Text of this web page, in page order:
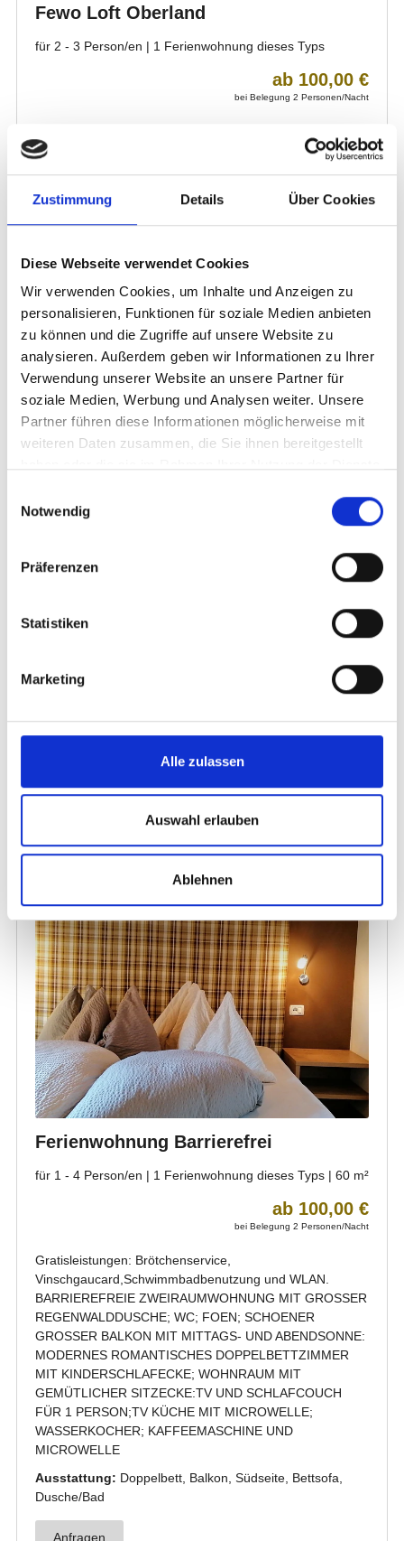
Zustimmung Details Über Cookies
Diese Webseite verwendet Cookies
Wir verwenden Cookies, um Inhalte und Anzeigen zu
personalisieren, Funktionen für soziale Medien anbieten
zu können und die Zugriffe auf unsere Website zu
analysieren. Außerdem geben wir Informationen zu Ihrer
Verwendung unserer Website an unsere Partner für
soziale Medien, Werbung und Analysen weiter. Unsere
Partner führen diese Informationen möglicherweise mit
weiteren Daten zusammen, die Sie ihnen bereitgestellt
Notwendig
Präferenzen
Statistiken
Marketing
Alle zulassen
Auswahl erlauben
Ablehnen